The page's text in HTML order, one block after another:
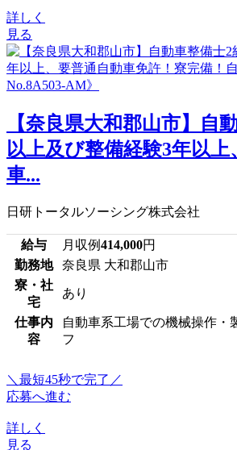
詳しく
見る
【奈良県大和郡山市】自
以上及び整備経験3年以上
車...
日研トータルソーシング株式会社
給与 月収例414,000円
勤務地
奈良県 大和郡山市
寮・社
宅
あり
仕事内
容
自動車系工場での機械操作・
フ
＼最短45秒で完了／
応募へ進む
詳しく
見る